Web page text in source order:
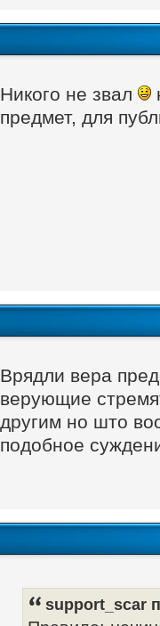
Никого не звал
предмет, для
Врядли вера
верующие
другим но што
подобное
support_scar